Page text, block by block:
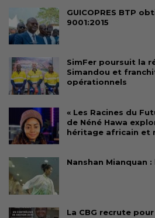
GUICOPRES BTP
9001:2015
SimFer poursuit la
Simandou et
opérationnels
« Les Racines du
de Néné Hawa
héritage africain et
Nanshan Mianquan
La CBG recrute